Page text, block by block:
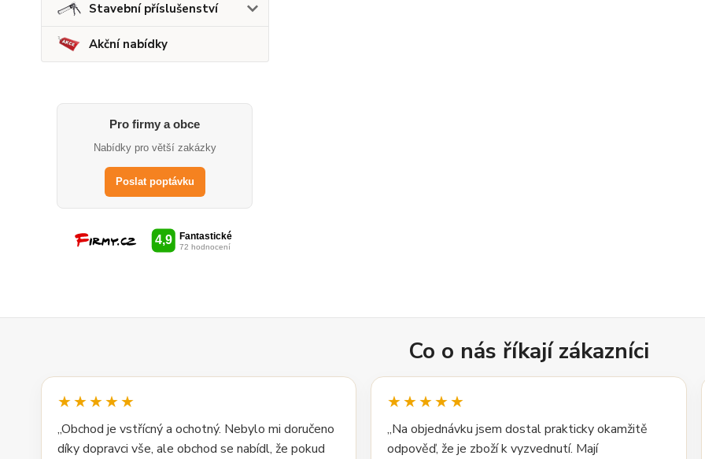
Stavební příslušenství
Akční nabídky
Pro firmy a obce
Nabídky pro větší zakázky
Poslat poptávku
Co o nás říkají zákazníci
★★★★★
„Obchod je vstřícný a ochotný. Nebylo mi doručeno
díky dopravci vše, ale obchod se nabídl, že pokud
★★★★★
„Na objednávku jsem dostal prakticky okamžitě
odpověď, že je zboží k vyzvednutí. Mají